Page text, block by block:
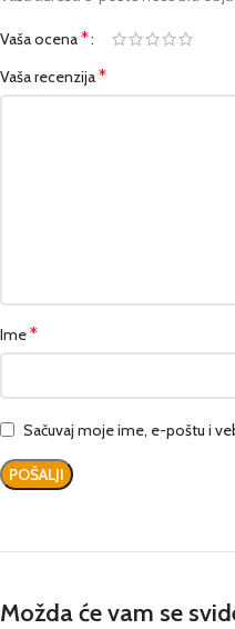
Vaša ocena*
Vaša recenzija*
Ime*
Sačuvaj moje ime, e-poštu i
Možda će vam se